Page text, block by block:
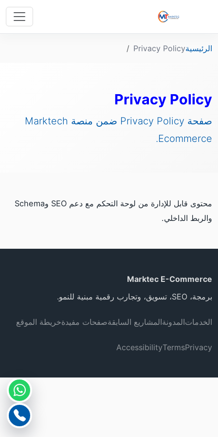
الرئيسيةPrivacy Policy
Privacy Policy
صفحة Privacy Policy ضمن منصة Marktech
Ecommerce.
محتوى قابل للإدارة من لوحة التحكم مع دعم SEO وSchema
والربط الداخلي.
Marktec E-Commerce
برمجة، SEO، تسويق، وتجارب رقمية مبنية للنمو.
الخدماتالمدونةالمشاريع السابقةصفحات مفيدةخريطة الموقع
Privacy
Terms
Accessibility